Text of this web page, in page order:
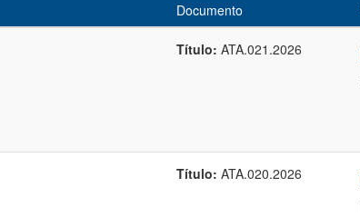
Documento
Título: ATA.021.2026
Título: ATA.020.2026